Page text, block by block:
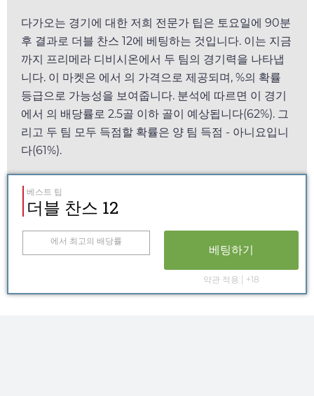
다가오는 경기에 대한 저희 전문가 팁은 토요일에 90분
후 결과로 더블 찬스 12에 베팅하는 것입니다. 이는 지금
까지 프리메라 디비시온에서 두 팀의 경기력을 나타냅
니다. 이 마켓은 에서 의 가격으로 제공되며, %의 확률
등급으로 가능성을 보여줍니다. 분석에 따르면 이 경기
에서 의 배당률로 2.5골 이하 골이 예상됩니다(62%). 그
리고 두 팀 모두 득점할 확률은 양 팀 득점 - 아니요입니
다(61%).
베스트 팁
더블 찬스 12
에서 최고의 배당률
베팅하기
약관 적용 | +18